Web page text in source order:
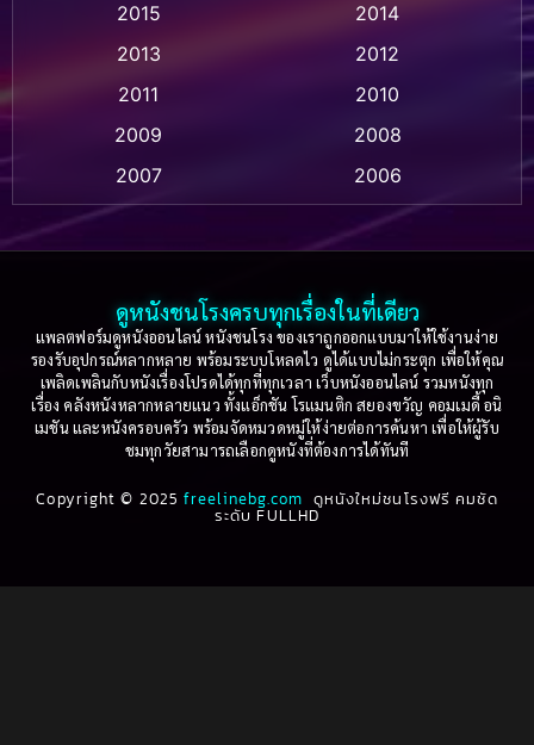
Based on a True Story เรื่องจริง(36)
Based on Novel(16)
Betrayal(1)
Biography(3)
Biography ชีวประวัติ (61)
2015
2014
2013
2012
2011
2010
2009
2008
2007
2006
2005
2004
2003
2002
2001
2000
1999
1998
1997
1996
1995
1994
1993
1992
1991
1990
1987
1986
ดูหนังชนโรงครบทุกเรื่องในที่เดียว
แพลตฟอร์มดูหนังออนไลน์ หนังชนโรง ของเราถูกออกแบบมาให้ใช้งานง่าย
รองรับอุปกรณ์หลากหลาย พร้อมระบบโหลดไว ดูได้แบบไม่กระตุก เพื่อให้คุณ
เพลิดเพลินกับหนังเรื่องโปรดได้ทุกที่ทุกเวลา เว็บหนังออนไลน์ รวมหนังทุก
เรื่อง คลังหนังหลากหลายแนว ทั้งแอ็กชัน โรแมนติก สยองขวัญ คอมเมดี้ อนิ
เมชัน และหนังครอบครัว พร้อมจัดหมวดหมู่ให้ง่ายต่อการค้นหา เพื่อให้ผู้รับ
ชมทุกวัยสามารถเลือกดูหนังที่ต้องการได้ทันที
Copyright © 2025freelinebg.com ดูหนังใหม่ชนโรงฟรี คมชัด
ระดับ FULLHD